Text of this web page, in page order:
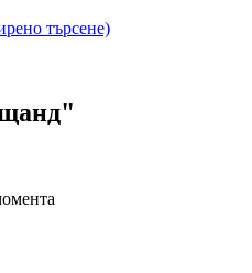
търсене)